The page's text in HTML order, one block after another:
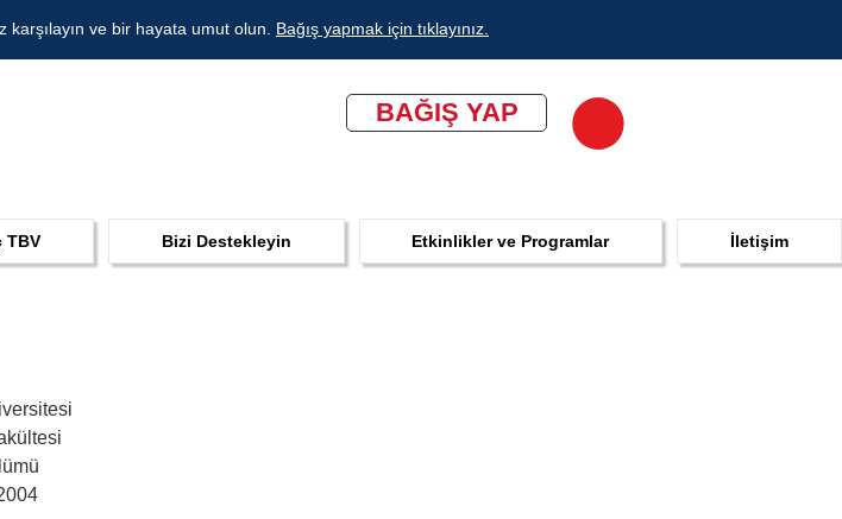
ve bir hayata umut olun. Bağış yapmak için tıklayınız.
BAĞIŞ YAP
TBV Bizi Destekleyin Etkinlikler ve Programlar İletişim